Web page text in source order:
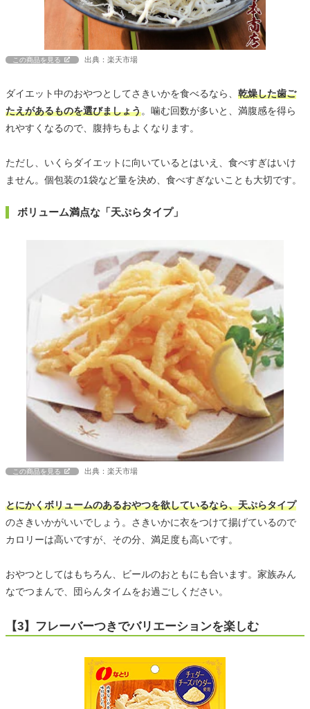
この商品を見る 出典：楽天市場
ダイエット中のおやつとしてさきいかを食べるなら、 乾燥した歯ご
たえがあるものを選びましょう。噛む回数が多いと、満腹感を得ら
れやすくなるので、腹持ちもよくなります。
ただし、いくらダイエットに向いているとはいえ、食べすぎはいけ
ません。個包装の1袋など量を決め、食べすぎないことも大切です。
ボリューム満点な「天ぷらタイプ」
この商品を見る 出典：楽天市場
とにかくボリュームのあるおやつを欲しているなら、天ぷらタイプ
のさきいかがいいでしょう。さきいかに衣をつけて揚げているので
カロリーは高いですが、その分、満足度も高いです。
おやつとしてはもちろん、ビールのおともにも合います。家族みん
なでつまんで、団らんタイムをお過ごしください。
【3】フレーバーつきでバリエーションを楽しむ